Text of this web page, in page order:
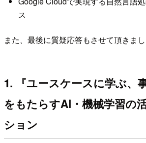
ス
また、最後に質疑応答もさせて頂きまし
1. 『ユースケースに学ぶ、
をもたらすAI・機械学習の
ション